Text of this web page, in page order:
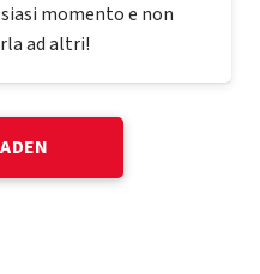
momento e non
ad altri!